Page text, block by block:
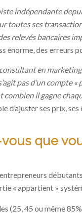
indépendante
toutes ses
relevés bancaires
énorme, des erreurs
en
pas d’un compte
combien il gagne
d’ajuster ses prix,
vous que
entrepreneurs
« appartient »
(25, 45 ou même